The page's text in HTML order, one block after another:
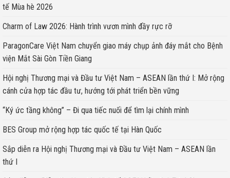
tế Mùa hè 2026
Charm of Law 2026: Hành trình vươn mình đầy rực rỡ
ParagonCare Việt Nam chuyển giao máy chụp ảnh đáy mắt cho Bệnh
viện Mắt Sài Gòn Tiền Giang
Hội nghị Thương mại và Đầu tư Việt Nam – ASEAN lần thứ I: Mở rộng
cánh cửa hợp tác đầu tư, hướng tới phát triển bền vững
“Ký ức tầng không” – Đi qua tiếc nuối để tìm lại chính mình
BES Group mở rộng hợp tác quốc tế tại Hàn Quốc
Sắp diễn ra Hội nghị Thương mại và Đầu tư Việt Nam – ASEAN lần
thứ I